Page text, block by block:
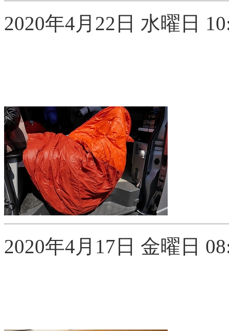
2020年4月22日 水曜日
2020年4月17日 金曜日